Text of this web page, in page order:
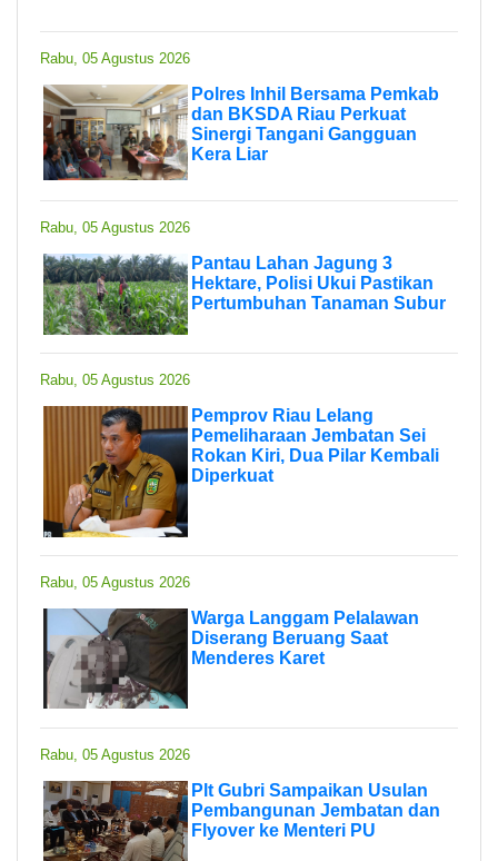
Rabu, 05 Agustus 2026
Polres Inhil Bersama Pemkab
dan BKSDA Riau Perkuat
Sinergi Tangani Gangguan
Kera Liar
Rabu, 05 Agustus 2026
Pantau Lahan Jagung 3
Hektare, Polisi Ukui Pastikan
Pertumbuhan Tanaman Subur
Rabu, 05 Agustus 2026
Pemprov Riau Lelang
Pemeliharaan Jembatan Sei
Rokan Kiri, Dua Pilar Kembali
Diperkuat
Rabu, 05 Agustus 2026
Warga Langgam Pelalawan
Diserang Beruang Saat
Menderes Karet
Rabu, 05 Agustus 2026
Plt Gubri Sampaikan Usulan
Pembangunan Jembatan dan
Flyover ke Menteri PU